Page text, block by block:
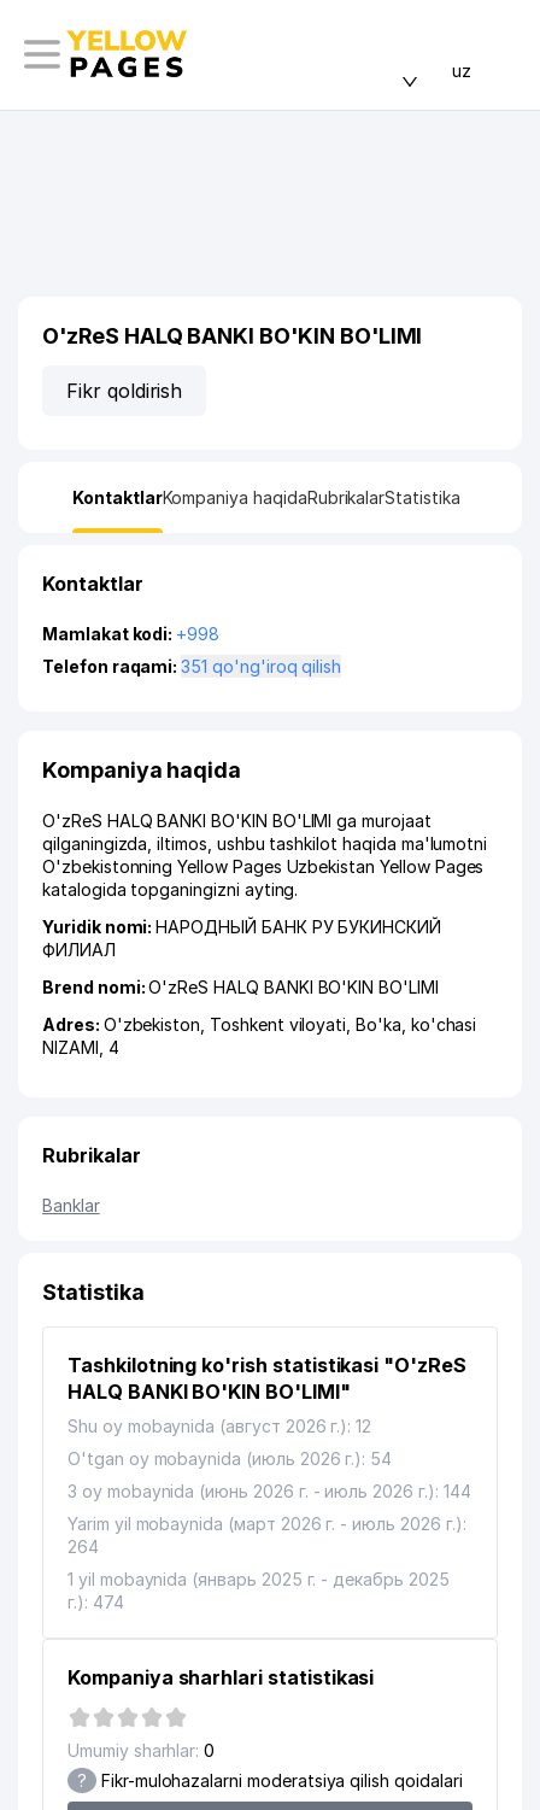
uz
O'zReS HALQ BANKI BO'KIN BO'LIMI
Fikr qoldirish
KontaktlarKompaniya haqidaRubrikalarStatistika
Kontaktlar
Mamlakat kodi: +998
Telefon raqami:351 qo'ng'iroq qilish
Kompaniya haqida
O'zReS HALQ BANKI BO'KIN BO'LIMI ga murojaat
qilganingizda, iltimos, ushbu tashkilot haqida ma'lumotni
O'zbekistonning Yellow Pages Uzbekistan Yellow Pages
katalogida topganingizni ayting.
Yuridik nomi:НАРОДНЫЙ БАНК РУ БУКИНСКИЙ
ФИЛИАЛ
Brend nomi:O'zReS HALQ BANKI BO'KIN BO'LIMI
Adres: O'zbekiston, Toshkent viloyati ,Bo'ka ko'chasi
NIZAMI , 4
Rubrikalar
Banklar
Statistika
Tashkilotning ko'rish statistikasi "O'zReS
HALQ BANKI BO'KIN BO'LIMI"
Shu oy mobaynida (август 2026 г.): 12
O'tgan oy mobaynida (июль 2026 г.): 54
3 oy mobaynida (июнь 2026 г. - июль 2026 г.): 144
Yarim yil mobaynida (март 2026 г. - июль 2026 г.):
264
1 yil mobaynida (январь 2025 г. - декабрь 2025
г.): 474
Kompaniya sharhlari statistikasi
Umumiy sharhlar: 0
? Fikr-mulohazalarni moderatsiya qilish qoidalari